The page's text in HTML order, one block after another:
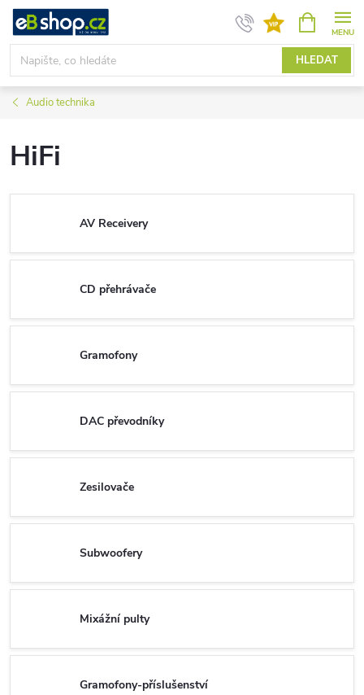
Přejít
obsah
HLEDAT
NÁKUPNÍ
KOŠÍK
Audio technika
HiFi
AV Receivery
CD přehrávače
Gramofony
DAC převodníky
Zesilovače
Subwoofery
Mixážní pulty
Gramofony-příslušenství